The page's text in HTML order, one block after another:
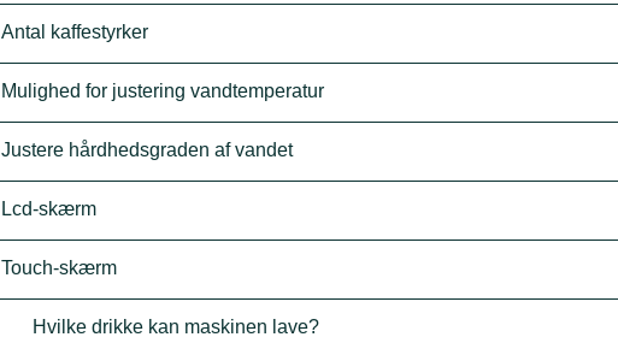
Antal kaffestyrker
Mulighed for justering vandtemperatur
Justere hårdhedsgraden af vandet
Lcd-skærm
Touch-skærm
Hvilke drikke kan maskinen lave?